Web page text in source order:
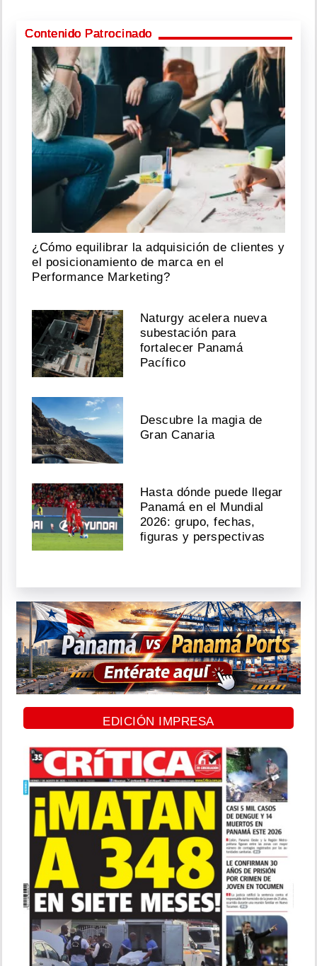
Contenido Patrocinado
¿Cómo equilibrar la adquisición de clientes y
el posicionamiento de marca en el
Performance Marketing?
Naturgy acelera nueva
subestación para
fortalecer Panamá
Pacífico
Descubre la magia de
Gran Canaria
Hasta dónde puede llegar
Panamá en el Mundial
2026: grupo, fechas,
figuras y perspectivas
EDICIÓN IMPRESA